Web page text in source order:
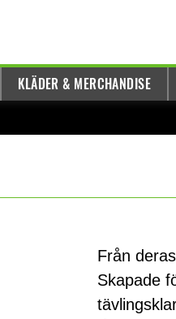
KLÄDER & MERCHANDISE
Från
Skapade